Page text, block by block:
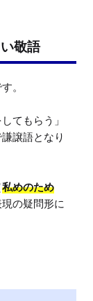
敬語
。
てもらう」
譲語となり
私めのため
の疑問形に